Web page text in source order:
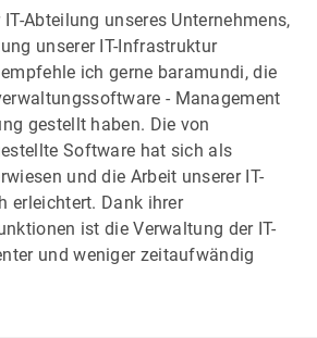
Abteilung unseres Unternehmens,
unserer IT-Infrastruktur
ich gerne baramundi, die
- Management
gestellt haben. Die von
Software hat sich als
und die Arbeit unserer IT-
erleichtert. Dank ihrer
ist die Verwaltung der IT-
und weniger zeitaufwändig